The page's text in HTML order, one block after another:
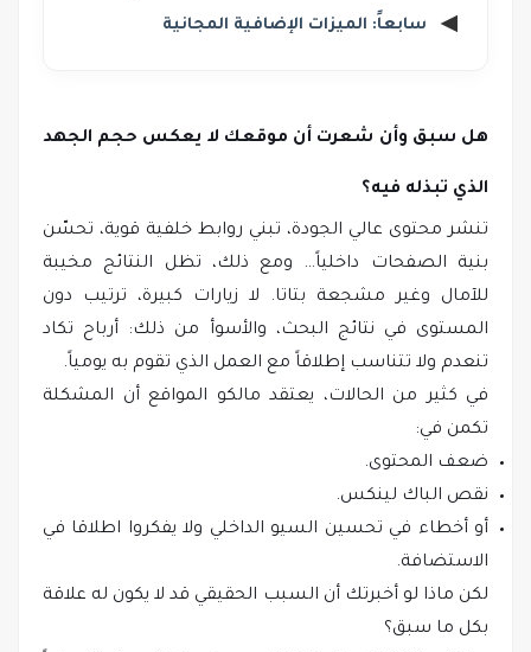
سابعاً: الميزات الإضافية المجانية
هل سبق وأن شعرت أن موقعك لا يعكس حجم الجهد
الذي تبذله فيه؟
تنشر محتوى عالي الجودة، تبني روابط خلفية قوية، تحسّن
بنية الصفحات داخلياً… ومع ذلك، تظل النتائج مخيبة
للآمال وغير مشجعة بتاتا. لا زيارات كبيرة، ترتيب دون
المستوى في نتائج البحث، والأسوأ من ذلك: أرباح تكاد
تنعدم ولا تتناسب إطلاقاً مع العمل الذي تقوم به يومياً.
في كثير من الحالات، يعتقد مالكو المواقع أن المشكلة
تكمن في:
ضعف المحتوى.
نقص الباك لينكس.
أو أخطاء في تحسين السيو الداخلي ولا يفكروا اطلاقا في
الاستضافة.
لكن ماذا لو أخبرتك أن السبب الحقيقي قد لا يكون له علاقة
بكل ما سبق؟